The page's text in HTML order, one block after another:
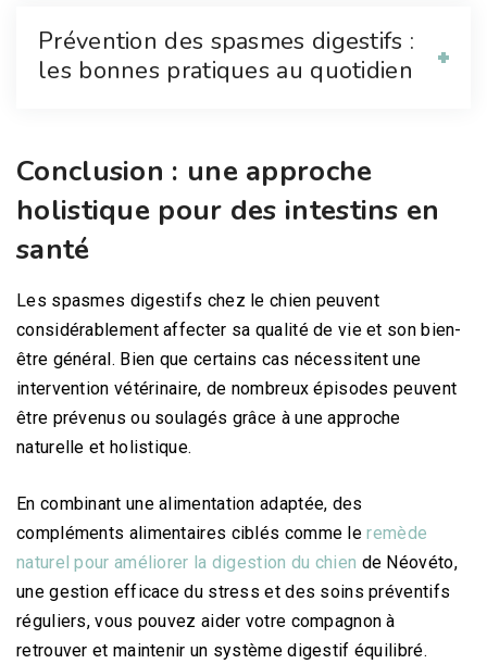
Prévention des spasmes digestifs :
les bonnes pratiques au quotidien
Conclusion : une approche
holistique pour des intestins en
santé
Les spasmes digestifs chez le chien peuvent
considérablement affecter sa qualité de vie et son bien-
être général. Bien que certains cas nécessitent une
intervention vétérinaire, de nombreux épisodes peuvent
être prévenus ou soulagés grâce à une approche
naturelle et holistique.
En combinant une alimentation adaptée, des
compléments alimentaires ciblés comme leremède
naturel pour améliorer la digestion du chien de Néovéto,
une gestion efficace du stress et des soins préventifs
réguliers, vous pouvez aider votre compagnon à
retrouver et maintenir un système digestif équilibré.